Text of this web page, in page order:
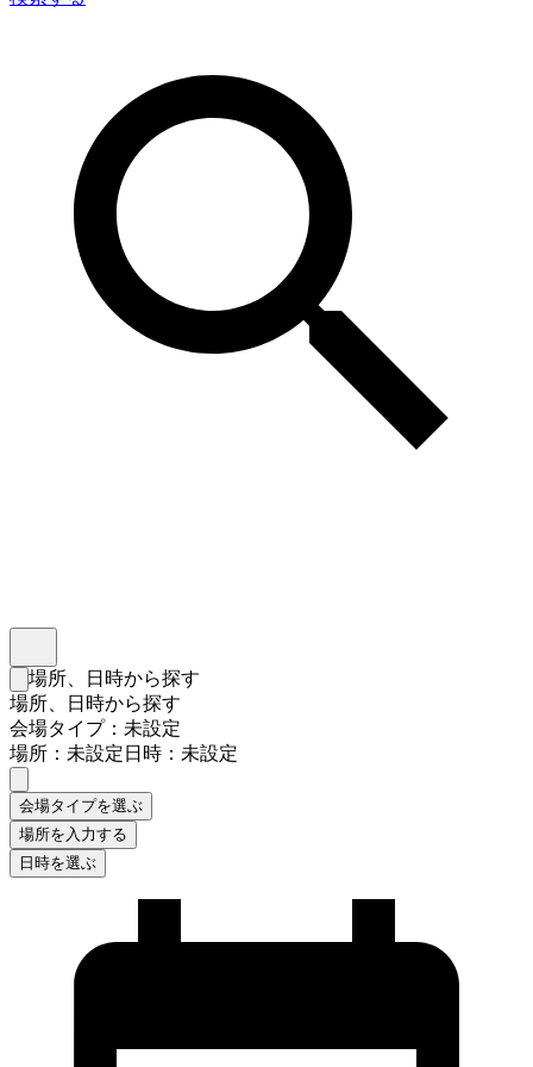
検索フォームを閉じる
場所、日時から探す
場所、日時から探す
会場タイプ：未設定
場所：未設定日時：未設定
会場タイプを選ぶ
場所を入力する
日時を選ぶ